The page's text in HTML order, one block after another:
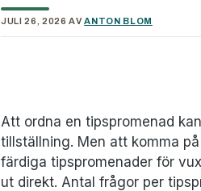
JULI 26, 2026 AVANTON BLOM
Att ordna en tipspromenad
tillställning. Men att komma
färdiga tipspromenader för
ut direkt. Antal frågor per